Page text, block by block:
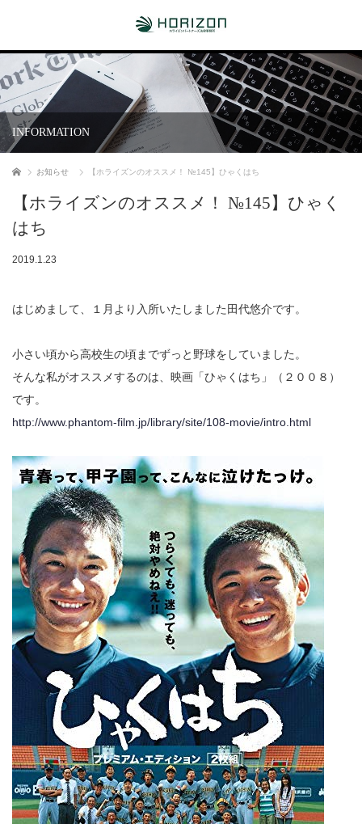
INFORMATION
ホーム お知らせ 【ホライズンのオススメ！ №145】ひゃくはち
【ホライズンのオススメ！ №145】ひゃく
はち
2019.1.23
はじめまして、１月より入所いたしました田代悠介です。
小さい頃から高校生の頃までずっと野球をしていました。
そんな私がオススメするのは、映画「ひゃくはち」（２００８）
です。
http://www.phantom-film.jp/library/site/108-movie/intro.html